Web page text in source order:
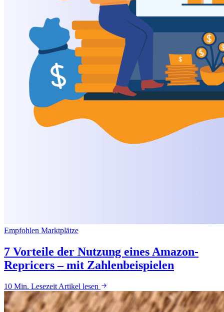
Empfohlen Marktplätze
7 Vorteile der Nutzung eines Amazon-
Repricers – mit Zahlenbeispielen
10 Min. Lesezeit Artikel lesen